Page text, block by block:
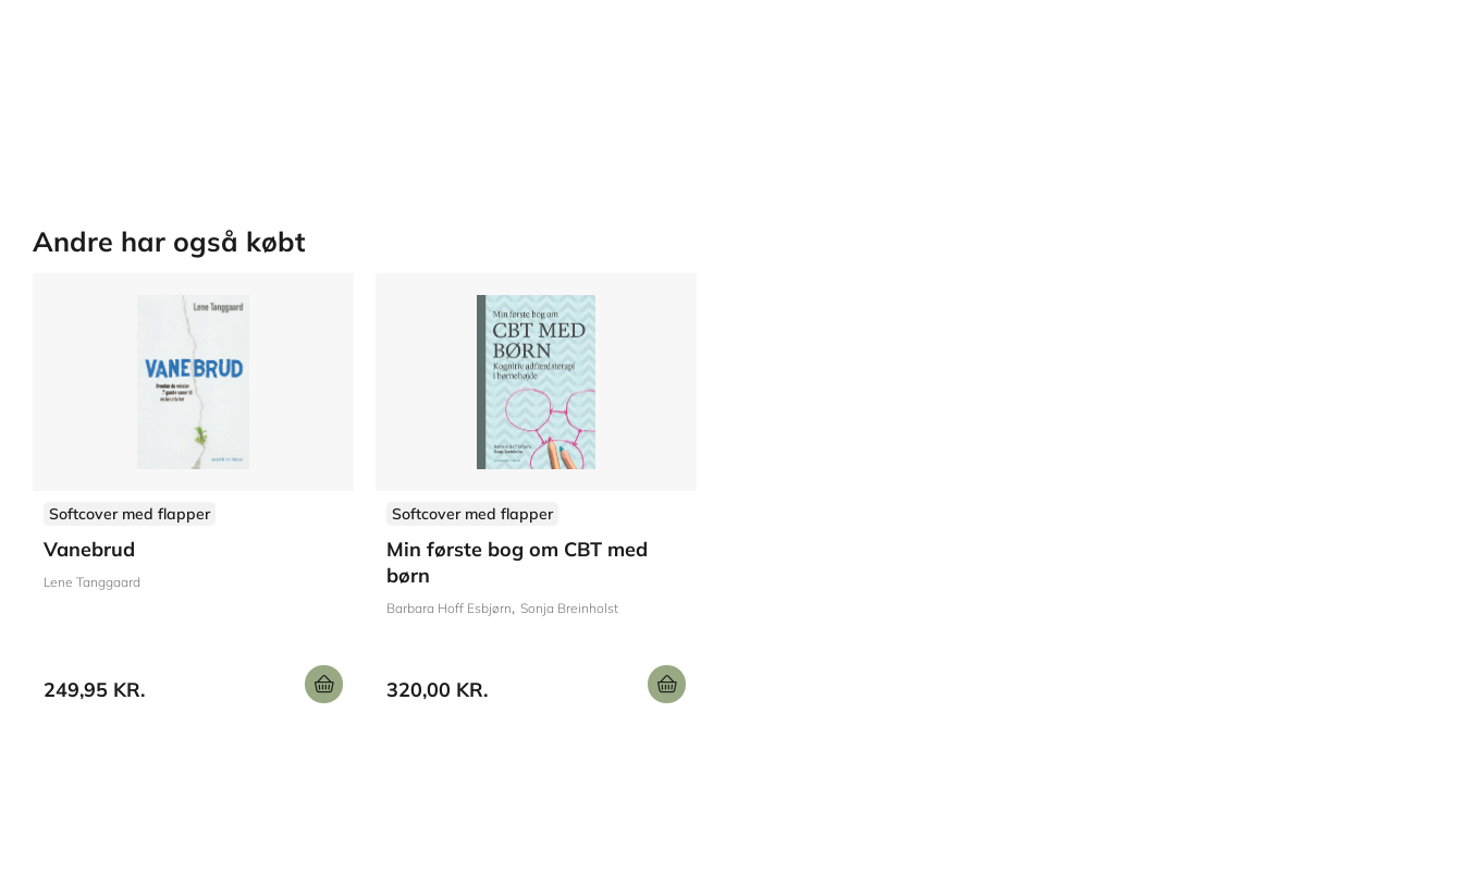
Andre har også købt
Softcover med flapper
Vanebrud
Lene Tanggaard
249,95 KR.
Softcover med flapper
Min første bog om CBT med
børn
Barbara Hoff Esbjørn Sonja Breinholst
320,00 KR.